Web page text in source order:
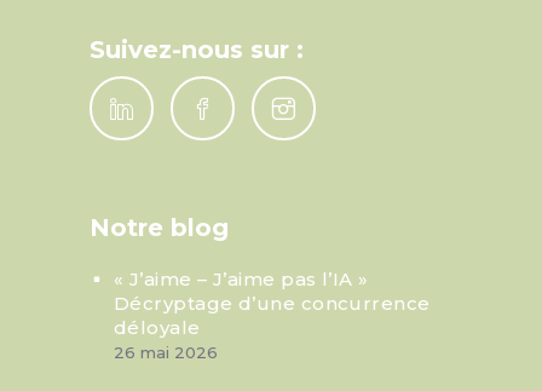
Suivez-nous sur :
Notre blog
« J’aime – J’aime pas l’IA »
Décryptage d’une concurrence
déloyale
26 mai 2026